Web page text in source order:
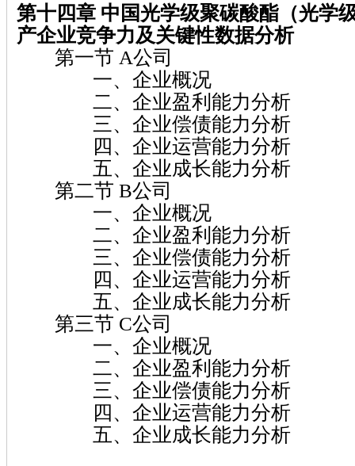
第十四章 中国光学级聚碳酸酯（光学
产企业竞争力及关键性数据分析
第一节 A公司
一、企业概况
二、企业盈利能力分析
三、企业偿债能力分析
四、企业运营能力分析
五、企业成长能力分析
第二节 B公司
一、企业概况
二、企业盈利能力分析
三、企业偿债能力分析
四、企业运营能力分析
五、企业成长能力分析
第三节 C公司
一、企业概况
二、企业盈利能力分析
三、企业偿债能力分析
四、企业运营能力分析
五、企业成长能力分析